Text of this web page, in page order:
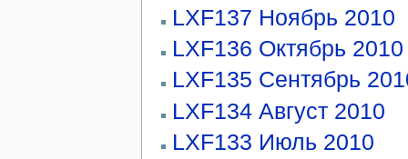
LXF137 Ноябрь 2010
LXF136 Октябрь 2010
LXF135 Сентябрь
LXF134 Август 2010
LXF133 Июль 2010